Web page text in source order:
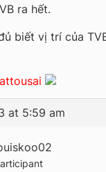
ra hết.
biết vị trí của
at 5:59 am